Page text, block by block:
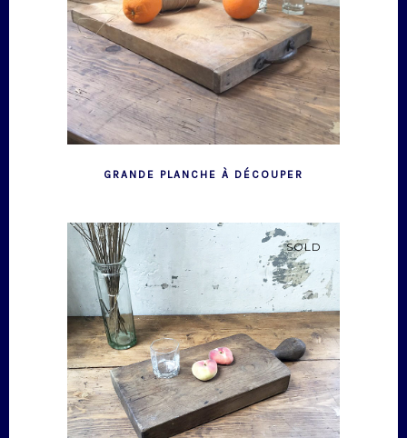
GRANDE PLANCHE À DÉCOUPER
SOLD